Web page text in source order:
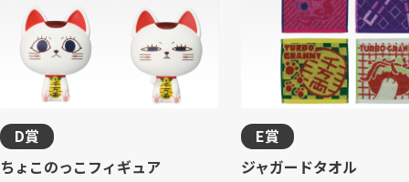
D賞
ちょこのっこフィギュア
E賞
ジャガードタオル